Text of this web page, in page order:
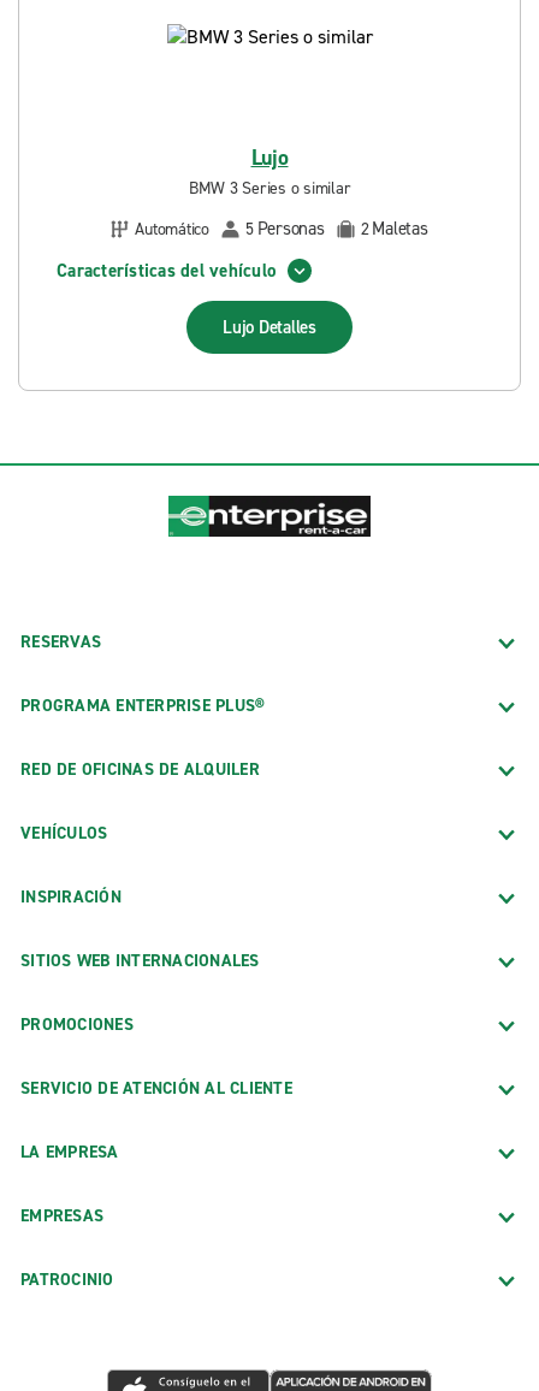
Lujo
BMW 3 Series o similar
Automático
5 Personas 2Maletas
Características del vehículo
Lujo Detalles
RESERVAS
PROGRAMA ENTERPRISE PLUS®
RED DE OFICINAS DE ALQUILER
VEHÍCULOS
INSPIRACIÓN
SITIOS WEB INTERNACIONALES
PROMOCIONES
SERVICIO DE ATENCIÓN AL CLIENTE
LA EMPRESA
EMPRESAS
PATROCINIO